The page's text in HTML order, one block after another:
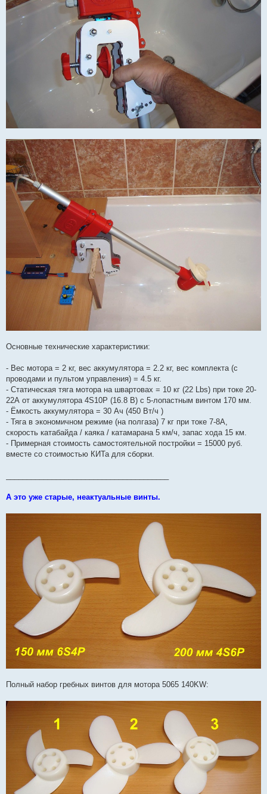
Основные технические характеристики:
- Вес мотора = 2 кг, вес аккумулятора = 2.2 кг, вес комплекта (с
проводами и пультом управления) = 4.5 кг.
- Статическая тяга мотора на швартовах = 10 кг (22 Lbs) при токе 20-
22А от аккумулятора 4S10P (16.8 В) с 5-лопастным винтом 170 мм.
- Ёмкость аккумулятора = 30 Ач (450 Вт/ч )
- Тяга в экономичном режиме (на полгаза) 7 кг при токе 7-8А,
скорость катабайда / каяка / катамарана 5 км/ч, запас хода 15 км.
- Примерная стоимость самостоятельной постройки = 15000 руб.
вместе со стоимостью КИТа для сборки.
А это уже старые, неактуальные винты.
Полный набор гребных винтов для мотора 5065 140KW: